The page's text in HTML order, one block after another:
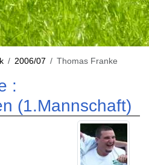
2006/07 Thomas Franke
:
(1.Mannschaft)